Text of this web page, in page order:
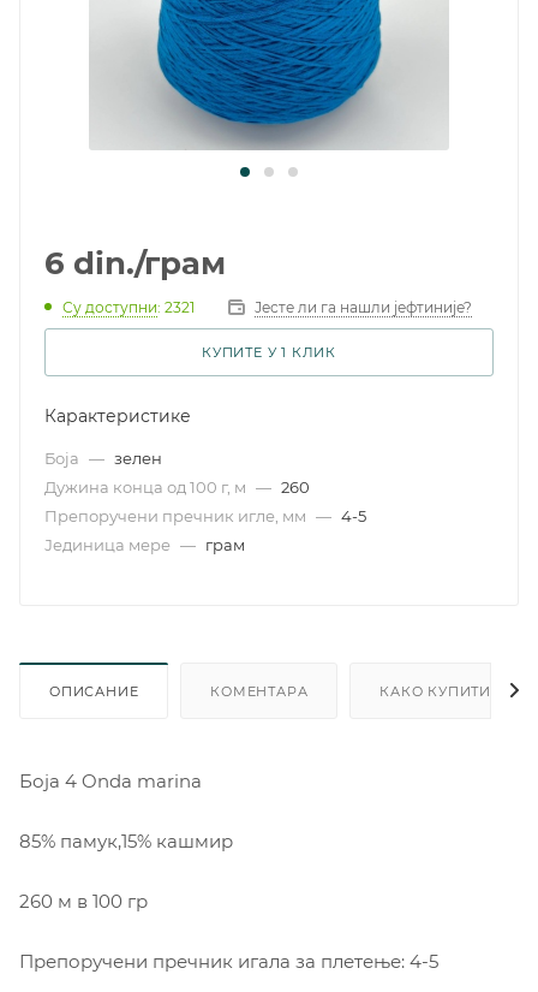
6 din./грам
Су доступни: 2321 Јесте ли га нашли јефтиније?
КУПИТЕ У 1 КЛИК
Карактеристике
Боја — зелен
Дужина конца од 100 г, м — 260
Препоручени пречник игле, мм — 4-5
Јединица мере — грам
ОПИСАНИЕ КОМЕНТАРА КАКО КУПИТИ
Боја 4 Onda marina
85% памук,15% кашмир
260 м в 100 гр
Препоручени пречник игала за плетење: 4-5